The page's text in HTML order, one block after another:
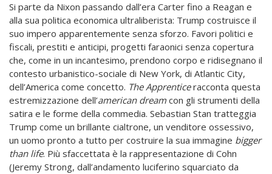
Si parte da Nixon passando dall’era Carter fino a Reagan e
alla sua politica economica ultraliberista: Trump costruisce il
suo impero apparentemente senza sforzo. Favori politici e
fiscali, prestiti e anticipi, progetti faraonici senza copertura
che, come in un incantesimo, prendono corpo e ridisegnano il
contesto urbanistico-sociale di New York, di Atlantic City,
dell’America come concetto. The Apprenticeracconta questa
estremizzazione dell’american dream con gli strumenti della
satira e le forme della commedia. Sebastian Stan tratteggia
Trump come un brillante cialtrone, un venditore ossessivo,
un uomo pronto a tutto per costruire la sua immagine bigger
than life. Più sfaccettata è la rappresentazione di Cohn
(Jeremy Strong, dall’andamento luciferino squarciato da